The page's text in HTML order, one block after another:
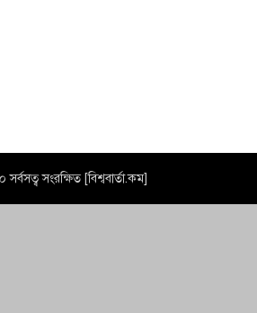
সংরক্ষিত [বিশ্ববার্তা.কম]